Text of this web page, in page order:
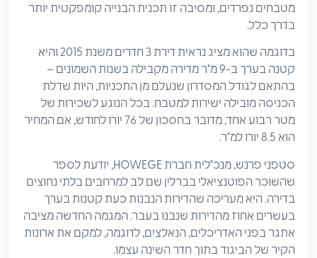
מטבחים נפרדים, ומסיבה זו תכנית הבנייה קומפקטית יותר
בדרך כלל.
בדוגמה שהוא מציג נראית דירת 3 חדרים משנת 2015 והיא
קטנה בערך ב-9 מ"ר מדירה מקבילה בשנות השמונים –
בהתאם לגודל המסדרון שנעלם מן התכניות, היות שדלת
הכניסה מובילה ישירות למטבח. בכל הנוגע לשכירות של
מטר רבוע אחד, מדובר בחסכון של 76 יורו לחודש, אם המחיר
הוא 8.5 יורו למ"ר.
סטפני פרנש, מנכ"לית חברת HOWEGE, יודעת לספר
שהשוכר הפוטנציאלי בברלין שם לב למרחבים בלתי נחוצים
בדירה. היא מעריכה שהדירות הנבנות כעת קטנות בערך
בעשרים אחוז מהדירות שנבנו בעבר. המגמה החדשה מציבה
אתגר בפני האדריכלים, הנאלצים, לדוגמה, למקם את ארונות
הקיר של הביגוד בתוך חדר השינה עצמו.